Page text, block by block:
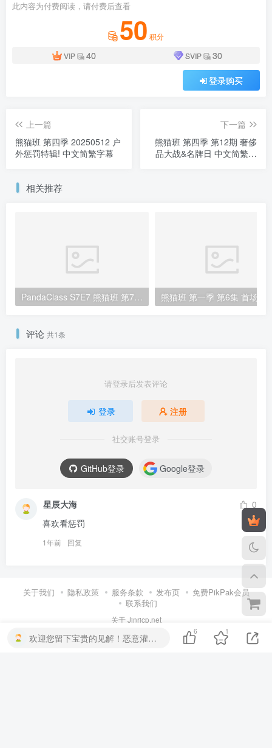
此内容为付费阅读，请付费后查看
50 积分
VIP
40 SVIP 30
登录购买
上一篇
熊猫班 第四季 20250512 户
外惩罚特辑! 中文简繁字幕
下一篇
熊猫班 第四季 第12期 奢侈
品大战&名牌日 中文简繁字
相关推荐
PandaClass S7E7 熊猫班 第7季 第7期 百分比争夺战 中英韩简繁字幕
评论 共1条
请登录后发表评论
登录 注册
社交账号登录
GitHub登录 Google登录
星辰大海
0
喜欢看惩罚
1年前 回复
关于我们 隐私政策 服务条款 发布页
免费PikPak会员
联系我们
关于 Jinricp.net
Jinricp.net 是一个在线视频内容平台，为用户提供影视资源浏览、收藏
以及会员服务。
欢迎您留下宝贵的见解！恶意灌水将会扣除积分或将禁言处理
6 1